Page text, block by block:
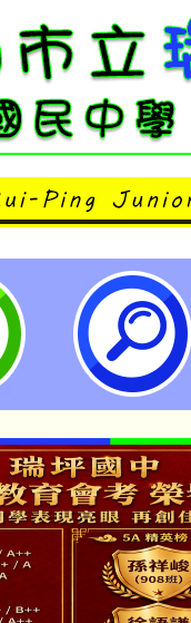
業學校「第
園市立瑞